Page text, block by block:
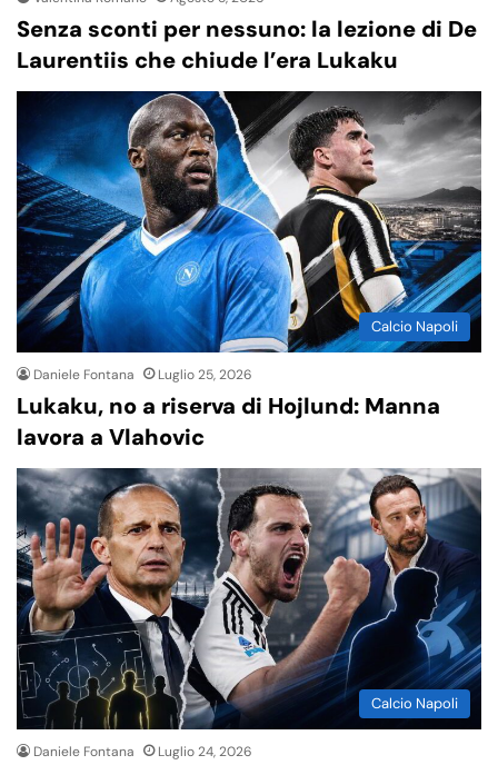
Senza sconti per nessuno: la lezione di De
Laurentiis che chiude l’era Lukaku
Calcio Napoli
Daniele Fontana Luglio 25, 2026
Lukaku, no a riserva di Hojlund: Manna
lavora a Vlahovic
Calcio Napoli
Daniele Fontana Luglio 24, 2026